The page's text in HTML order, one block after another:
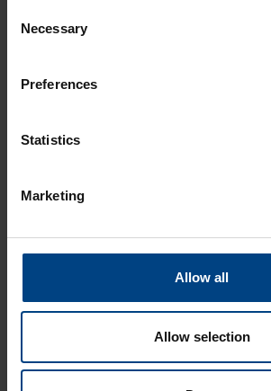
Selection
Necessary
Preferences
Statistics
Marketing
Allow all
Allow selection
Points forts
Caractéristiques techniques